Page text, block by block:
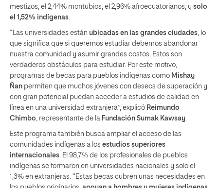
mestizos; el 2,44% montubios; el 2,96% afroecuatorianos; y solo
el 1,52% indígenas.
“Las universidades están ubicadas en las grandes ciudades, lo
que significa que si queremos estudiar debemos abandonar
nuestra comunidad y asumir grandes costos. Estos son
verdaderos obstáculos para estudiar. Por este motivo,
programas de becas para pueblos indígenas como Mishay
Ñan permiten que muchos jóvenes con deseos de superación y
con gran potencial puedan acceder a estudios de calidad en
línea en una universidad extranjera”, explicó Reimundo
Chimbo, representante de la Fundación Sumak Kawsay.
Este programa también busca ampliar el acceso de las
comunidades indígenas a los estudios superiores
internacionales. El 98,7% de los profesionales de pueblos
indígenas se formaron en universidades nacionales y solo el
1,3% en extranjeras. “Estas becas cubren unas necesidades en